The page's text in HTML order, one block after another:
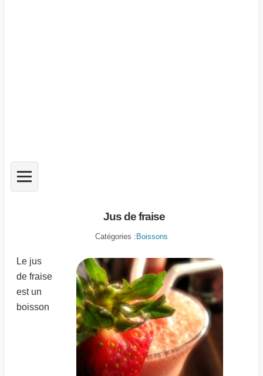
Jus de fraise
Catégories : Boissons
Le jus
de fraise
est un
boisson